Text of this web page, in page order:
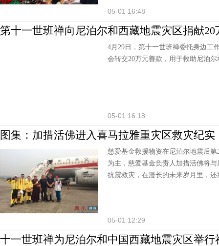
05-01 16:48
第十一世班禅向尼泊尔和西藏地震灾区捐献20
4月29日，第十一世班禅委托身边工
会转交20万元善款，用于救助尼泊
05-01 16:18
图集：加措活佛进入喜马拉雅重灾区救灾纪实
慈爱基金救援物资在尼泊尔地震后
为主，慈爱基金负责人加措活佛将
抗震救灾，在漫长的未来岁月里，
05-01 12:29
十一世班禅为尼泊尔和中国西藏地震灾区举行